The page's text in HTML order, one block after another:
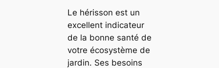
Le hérisson est un
excellent indicateur
de la bonne santé de
votre écosystème de
jardin. Ses besoins